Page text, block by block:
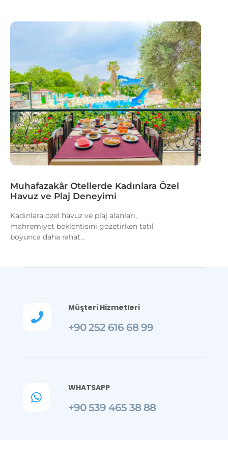
Muhafazakâr Otellerde Kadınlara Özel
Havuz ve Plaj Deneyimi
Kadınlara özel havuz ve plaj alanları,
mahremiyet beklentisini gözetirken tatil
boyunca daha rahat...

Müşteri Hizmetleri
+90 252 616 68 99

WHATSAPP
+90 539 465 38 88